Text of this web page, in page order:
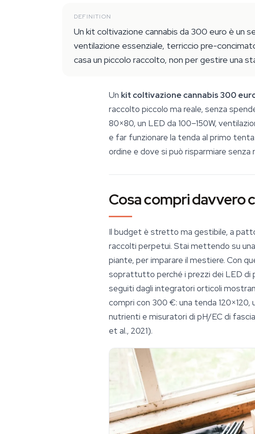
DEFINITION
Un kit coltivazione cannabis da 300 euro è un
ventilazione essenziale, terriccio pre-
casa un piccolo raccolto, non per gestire una
Un kit coltivazione cannabis 300
raccolto piccolo ma reale, senza
80×80, un LED da 100–150W,
e far funzionare la tenda al primo
ordine e dove si può risparmiare
Cosa compri davvero
Il budget è stretto ma gestibile, a
raccolti perpetui. Stai mettendo su
piante, per imparare il mestiere. Con
soprattutto perché i prezzi dei LED di
seguiti dagli integratori orticoli
compri con 300 €: una tenda 120×120,
nutrienti e misuratori di pH/EC di
et al., 2021).